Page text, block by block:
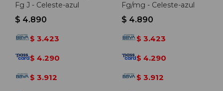
Fg J - Celeste-azul
$ 4.890
$ 3.423
$ 4.290
$ 3.912
Fg/mg - Celeste-azul
$ 4.890
$ 3.423
$ 4.290
$ 3.912